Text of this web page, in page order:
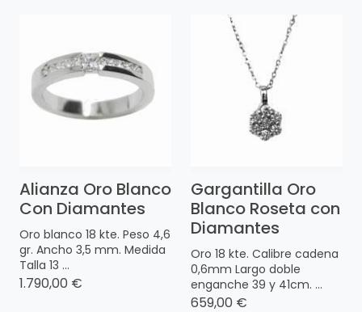
Alianza Oro Blanco
Con Diamantes
Oro blanco 18 kte. Peso 4,6
gr. Ancho 3,5 mm. Medida
Talla 13 ...
1.790,00 €
Gargantilla Oro
Blanco Roseta con
Diamantes
Oro 18 kte. Calibre cadena
0,6mm Largo doble
enganche 39 y 41cm. ...
659,00 €